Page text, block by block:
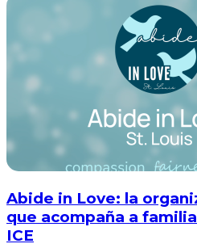
Abide in Love: la
que acompaña a
ICE